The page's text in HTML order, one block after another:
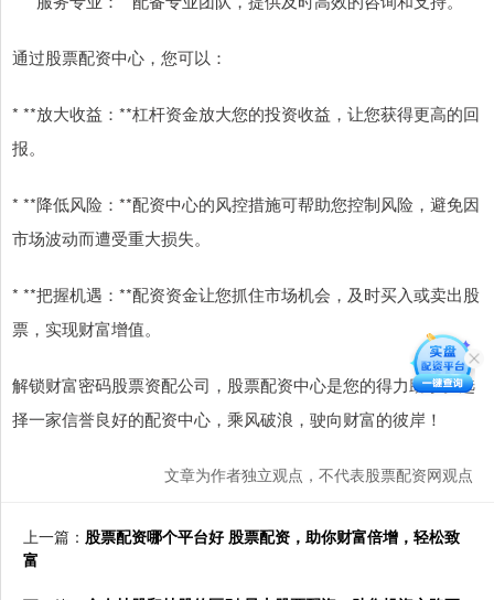
通过股票配资中心，您可以：
* **放大收益：**杠杆资金放大您的投资收益，让您获得更高的回
报。
* **降低风险：**配资中心的风控措施可帮助您控制风险，避免因
市场波动而遭受重大损失。
* **把握机遇：**配资资金让您抓住市场机会，及时买入或卖出股
票，实现财富增值。
解锁财富密码股票资配公司，股票配资中心是您的得力助手。选
择一家信誉良好的配资中心，乘风破浪，驶向财富的彼岸！
文章为作者独立观点，不代表股票配资网观点
上一篇： 股票配资哪个平台好 股票配资，助你财富倍增，轻松致
富